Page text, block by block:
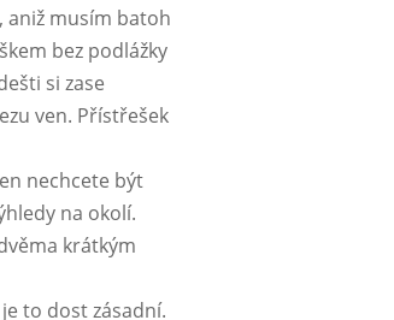
aniž musím batoh
bez podlážky
si zase
ven. Přístřešek
nechcete být
na okolí.
krátkým
to dost zásadní.